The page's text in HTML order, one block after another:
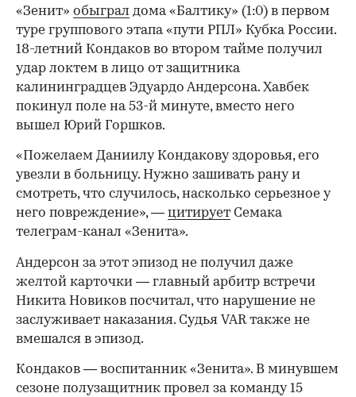
«Зенит» обыграл дома «Балтику» (1:0) в первом
туре группового этапа «пути РПЛ» Кубка России.
18-летний Кондаков во втором тайме получил
удар локтем в лицо от защитника
калининградцев Эдуардо Андерсона. Хавбек
покинул поле на 53-й минуте, вместо него
вышел Юрий Горшков.
«Пожелаем Даниилу Кондакову здоровья, его
увезли в больницу. Нужно зашивать рану и
смотреть, что случилось, насколько серьезное у
него повреждение», — цитирует Семака
телеграм-канал «Зенита».
Андерсон за этот эпизод не получил даже
желтой карточки — главный арбитр встречи
Никита Новиков посчитал, что нарушение не
заслуживает наказания. Судья VAR также не
вмешался в эпизод.
Кондаков — воспитанник «Зенита». В минувшем
сезоне полузащитник провел за команду 15